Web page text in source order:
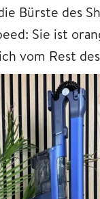
Bürste des
Sie ist
vom Rest